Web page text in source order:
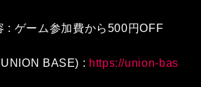
: ゲーム参加費から500円OFF
BASE) : https://union-bas